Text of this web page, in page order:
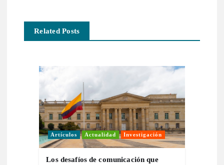
Related Posts
Artículos Actualidad Investigación
Los desafíos de comunicación que